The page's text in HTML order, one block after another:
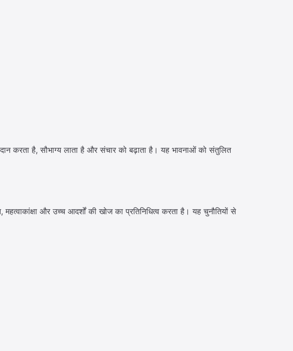
करता है, सौभाग्य लाता है और संचार को बढ़ाता है। यह भावनाओं को संतुलित
और उच्च आदर्शों की खोज का प्रतिनिधित्व करता है। यह चुनौतियों से